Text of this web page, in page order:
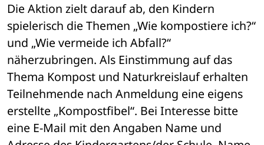
Die Aktion zielt darauf ab, den Kindern
spielerisch die Themen „Wie kompostiere ich?“
und „Wie vermeide ich Abfall?“
näherzubringen. Als Einstimmung auf das
Thema Kompost und Naturkreislauf erhalten
Teilnehmende nach Anmeldung eine eigens
erstellte „Kompostfibel“. Bei Interesse bitte
eine E-Mail mit den Angaben Name und